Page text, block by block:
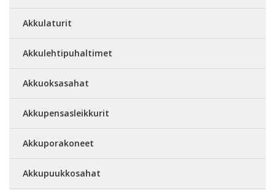
Akkulaturit
Akkulehtipuhaltimet
Akkuoksasahat
Akkupensasleikkurit
Akkuporakoneet
Akkupuukkosahat